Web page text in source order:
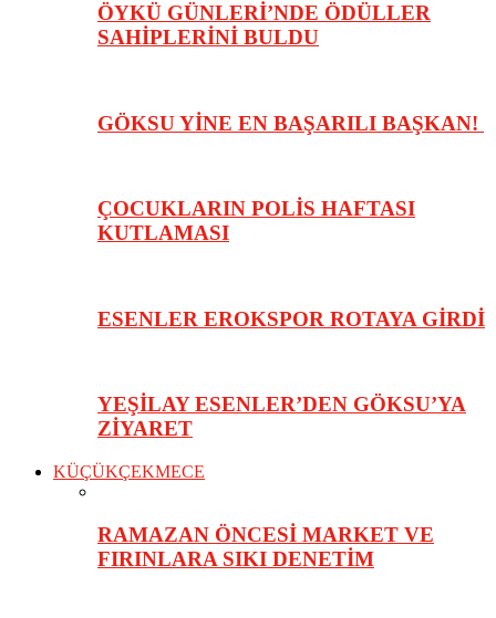
ÖYKÜ GÜNLERİ’NDE ÖDÜLLER
SAHİPLERİNİ BULDU
GÖKSU YİNE EN BAŞARILI BAŞKAN!
ÇOCUKLARIN POLİS HAFTASI
KUTLAMASI
ESENLER EROKSPOR ROTAYA GİRDİ
YEŞİLAY ESENLER’DEN GÖKSU’YA
ZİYARET
KÜÇÜKÇEKMECE
RAMAZAN ÖNCESİ MARKET VE
FIRINLARA SIKI DENETİM